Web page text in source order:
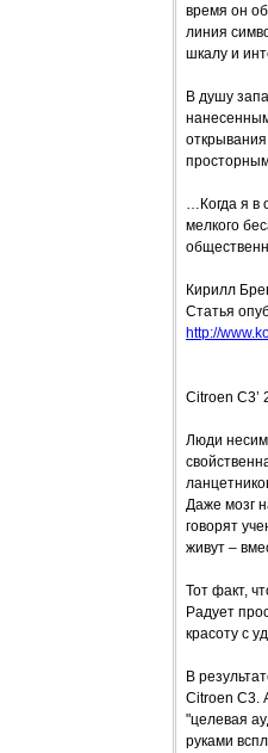
время он
линия
шкалу и
В душу
…Когда я в
мелкого
Кирилл
Статья
http://
Citroen C3’
Люди
Даже мозг
говорят
живут –
Тот факт,
Радует
красоту с
В
Citroen C3.
"целевая
руками